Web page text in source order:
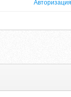
Авторизация